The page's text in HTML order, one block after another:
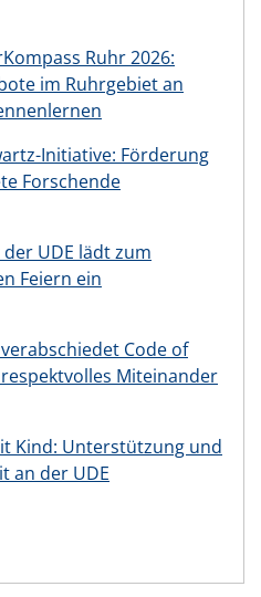
Ruhr 2026:
im Ruhrgebiet an
Initiative: Förderung
Forschende
UDE lädt zum
Feiern ein
Code of
Miteinander
Kind: Unterstützung und
an der UDE